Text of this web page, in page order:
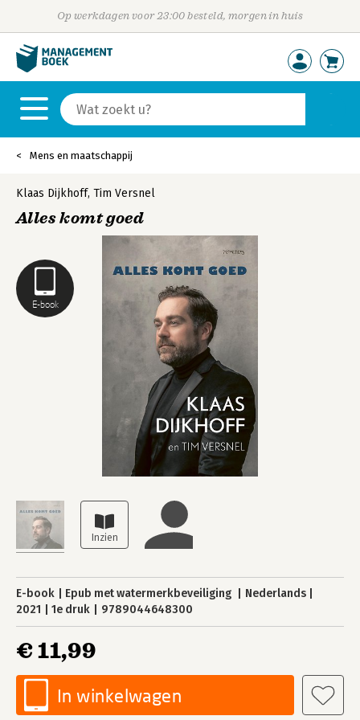
Op werkdagen voor 23:00 besteld, morgen in huis
Mens en maatschappij
E-book
Klaas Dijkhoff, Tim Versnel
Alles komt goed
E-book Epub met watermerkbeveiliging
Nederlands
2021
1e druk 9789044648300
€ 11,99
In winkelwagen